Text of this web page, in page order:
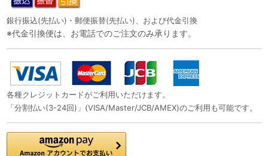
銀行振込(先払い)・郵便振替(先払い)、および代金引換
※代金引換便は、お電話でのご注文のみ承ります。
各種クレジットカードがご利用いただけます。
「分割払い(3-24回)」(VISA/Master/JCB/AMEX)のご利用も可能です。